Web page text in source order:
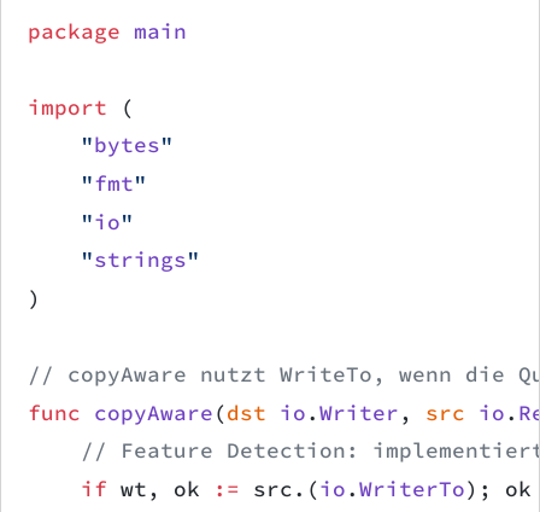
package main
import (
    "
bytes"
    "
fmt"
    "
io"
    "
strings"
)
// copyAware nutzt WriteTo, wenn die
func copyAware(dst io.Writer, src io.
// Feature Detection:
    if
wt, ok := src.(io.WriterTo);